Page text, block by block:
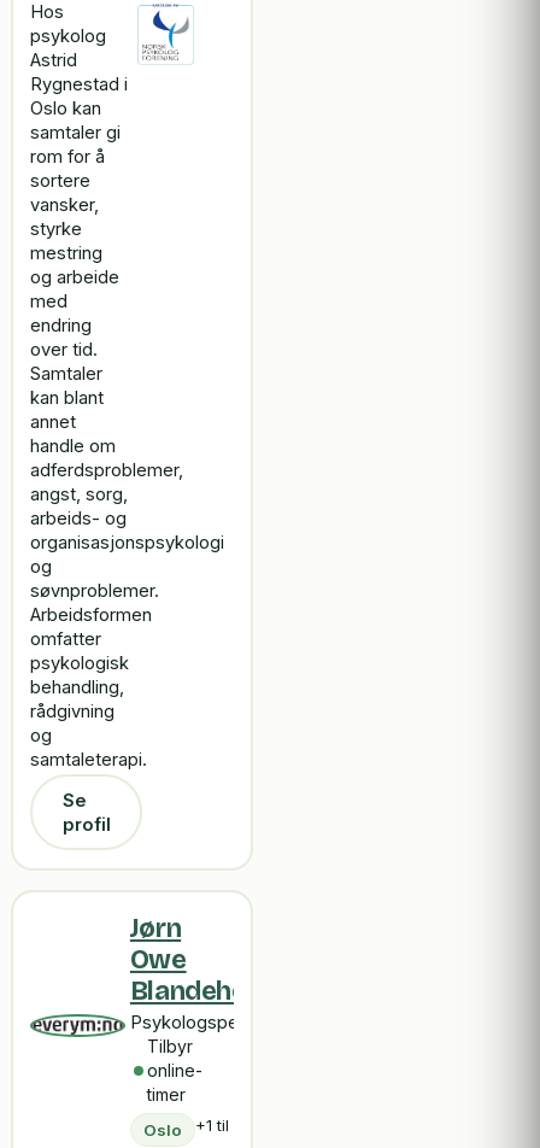
Hos
psykolog
Astrid
Rygnestad i
Oslo kan
samtaler gi
rom for å
sortere
vansker,
styrke
mestring
og arbeide
med
endring
over tid.
Samtaler
kan blant
annet
handle om
adferdsproblemer,
angst, sorg,
arbeids- og
organisasjonspsykologi
og
søvnproblemer.
Arbeidsformen
omfatter
psykologisk
behandling,
rådgivning
og
samtaleterapi.
Se
profil
Jørn
Owe
Blandehoel
Psykologspesialist
Tilbyr
online-
timer
Oslo +1 til